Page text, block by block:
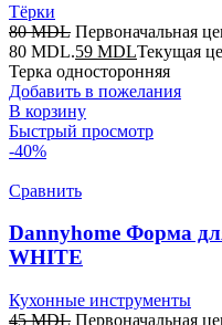
Тёрки
80MDL Первоначальная
80 MDL.59 MDLТекущая
Терка односторонняя
Добавить в пожелания
В корзину
Быстрый просмотр
-40%
Сравнить
Dannyhome Форма
WHITE
Кухонные инструменты
45MDL Первоначальная